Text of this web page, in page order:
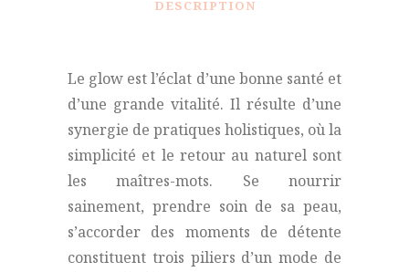
DESCRIPTION
Le glow est l’éclat d’une bonne santé et
d’une grande vitalité. Il résulte d’une
synergie de pratiques holistiques, où la
simplicité et le retour au naturel sont
les maîtres-mots. Se nourrir
sainement, prendre soin de sa peau,
s’accorder des moments de détente
constituent trois piliers d’un mode de